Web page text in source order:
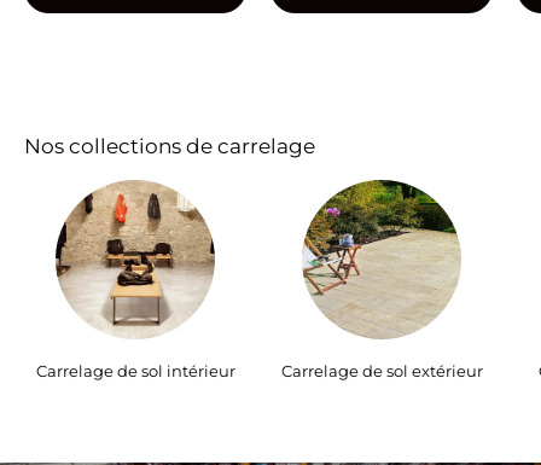
Nos collections de carrelage
Carrelage de sol intérieur Carrelage de sol extérieur